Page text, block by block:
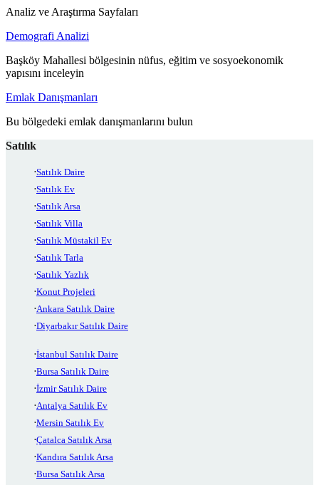
Analiz ve Araştırma Sayfaları
Demografi Analizi
Başköy Mahallesi bölgesinin nüfus, eğitim ve sosyoekonomik
yapısını inceleyin
Emlak Danışmanları
Bu bölgedeki emlak danışmanlarını bulun
Satılık
Satılık Daire
Satılık Ev
Satılık Arsa
Satılık Villa
Satılık Müstakil Ev
Satılık Tarla
Satılık Yazlık
Konut Projeleri
Ankara Satılık Daire
Diyarbakır Satılık Daire
İstanbul Satılık Daire
Bursa Satılık Daire
İzmir Satılık Daire
Antalya Satılık Ev
Mersin Satılık Ev
Çatalca Satılık Arsa
Kandıra Satılık Arsa
Bursa Satılık Arsa